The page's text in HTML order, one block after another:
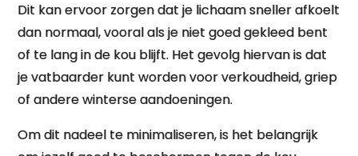
Dit kan ervoor zorgen dat je lichaam sneller afkoelt
dan normaal, vooral als je niet goed gekleed bent
of te lang in de kou blijft. Het gevolg hiervan is dat
je vatbaarder kunt worden voor verkoudheid, griep
of andere winterse aandoeningen.
Om dit nadeel te minimaliseren, is het belangrijk